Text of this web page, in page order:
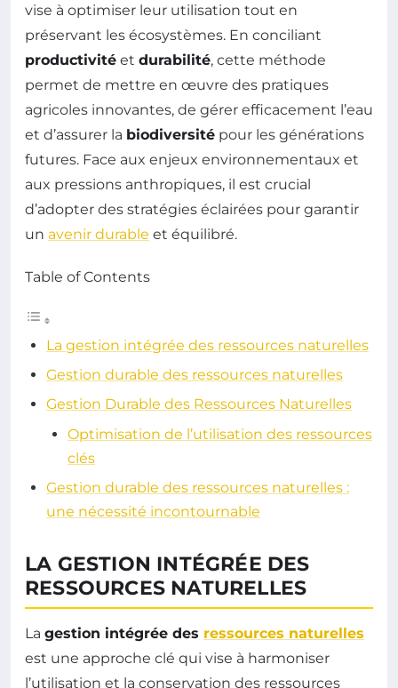
vise à optimiser leur utilisation tout en
préservant les écosystèmes. En conciliant
productivité et durabilité, cette méthode
permet de mettre en œuvre des pratiques
agricoles innovantes, de gérer efficacement l’eau
et d’assurer la biodiversité pour les générations
futures. Face aux enjeux environnementaux et
aux pressions anthropiques, il est crucial
d’adopter des stratégies éclairées pour garantir
un avenir durable et équilibré.
Table of Contents
La gestion intégrée des ressources naturelles
Gestion durable des ressources naturelles
Gestion Durable des Ressources Naturelles
Optimisation de l’utilisation des ressources
clés
Gestion durable des ressources naturelles :
une nécessité incontournable
LA GESTION INTÉGRÉE DES
RESSOURCES NATURELLES
La gestion intégrée des ressources naturelles
est une approche clé qui vise à harmoniser
l’utilisation et la conservation des ressources